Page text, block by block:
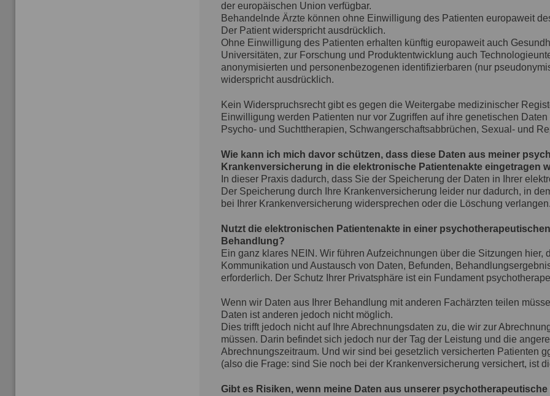
der europäischen Union verfügbar.
Behandelnde Ärzte können ohne Einwilligung des Patienten europaweit
Der Patient widerspricht ausdrücklich.
Ohne Einwilligung des Patienten erhalten künftig europaweit auch
Universitäten, zur Forschung und Produktentwicklung auch
anonymisierten und personenbezogenen identifizierbaren (nur
widerspricht ausdrücklich.
Kein Widerspruchsrecht gibt es gegen die Weitergabe medizinischer
Einwilligung werden Patienten nur vor Zugriffen auf ihre genetischen
Psycho- und Suchttherapien, Schwangerschaftsabbrüchen, Sexual- und
Wie kann ich mich davor schützen, dass diese Daten aus meiner
Krankenversicherung in die elektronische Patientenakte eingetragen
In dieser Praxis dadurch, dass Sie der Speicherung der Daten in Ihrer
Der Speicherung durch Ihre Krankenversicherung leider nur dadurch, in
bei Ihrer Krankenversicherung widersprechen oder die Löschung verlangen.
Nutzt die elektronischen Patientenakte in einer
Behandlung?
Ein ganz klares NEIN . Wir führen Aufzeichnungen über die Sitzungen
Kommunikation und Austausch von Daten, Befunden,
erforderlich. Der Schutz Ihrer Privatsphäre ist ein Fundament
Wenn wir Daten aus Ihrer Behandlung mit anderen Fachärzten teilen
Daten ist anderen jedoch nicht möglich.
Dies trifft jedoch nicht auf Ihre Abrechnungsdaten zu, die wir zur
müssen. Darin befindet sich jedoch nur der Tag der Leistung und die
Abrechnungszeitraum. Und wir sind bei gesetzlich versicherten Patienten
(also die Frage: sind Sie noch bei der Krankenversicherung versichert, ist
Gibt es Risiken, wenn meine Daten aus unserer